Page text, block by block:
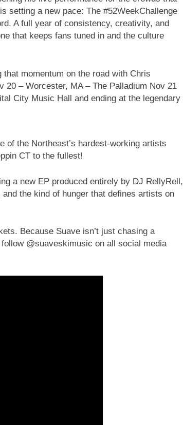
setting a new pace: The #52WeekChallenge
A full year of consistency, creativity, and
that keeps fans tuned in and the culture
momentum on the road with Chris
20 – Worcester, MA – The Palladium Nov 21
City Music Hall and ending at the legendary
of the Northeast’s hardest-working artists
CT to the fullest!
a new EP produced entirely by DJ RellyRell,
the kind of hunger that defines artists on
Because Suave isn’t just chasing a
@suaveskimusic on all social media